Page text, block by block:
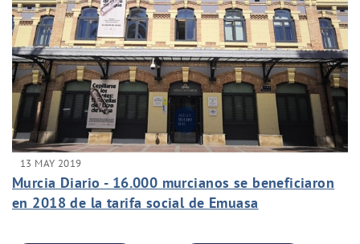
13 MAY 2019
Murcia Diario - 16.000 murcianos se beneficiaron
en 2018 de la tarifa social de Emuasa